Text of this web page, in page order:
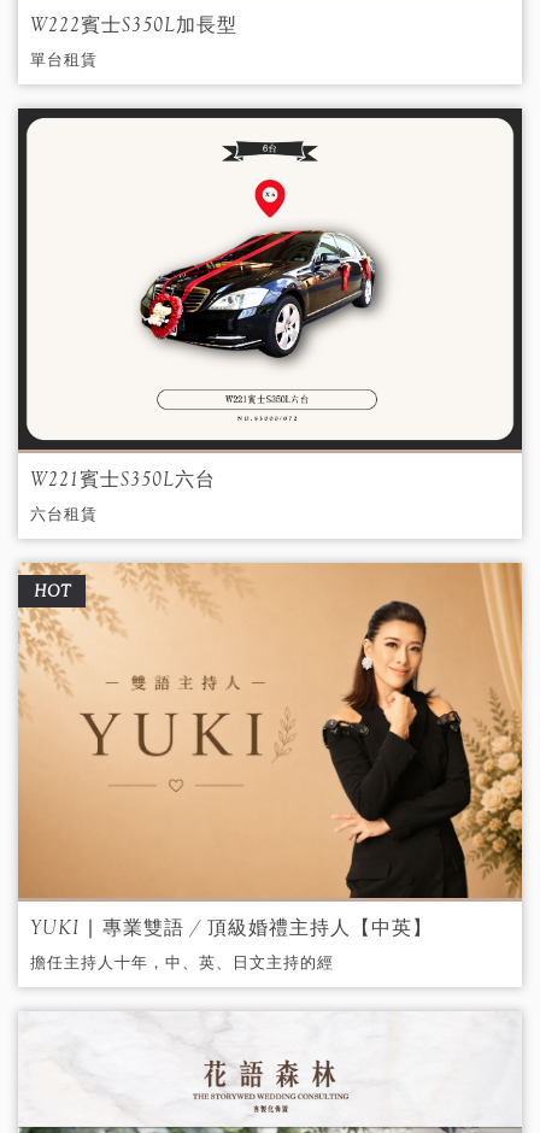
W222賓士S350L加長型
單台租賃
W221賓士S350L六台
六台租賃
HOT
YUKI ∣ 專業雙語 / 頂級婚禮主持人【中英】
擔任主持人十年，中、英、日文主持的經
驗。目前在中天電視台《生活萬事通》擔任